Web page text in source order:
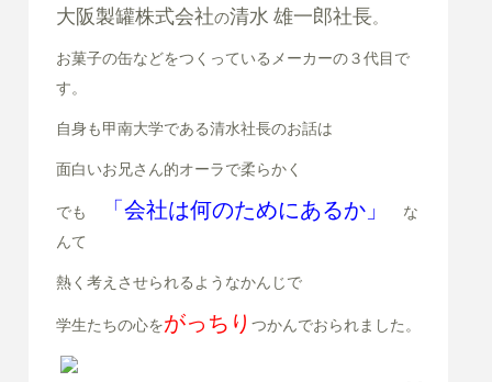
大阪製罐株式会社の清水 雄一郎社長。
お菓子の缶などをつくっているメーカーの３代目で
す。
自身も甲南大学である清水社長のお話は
面白いお兄さん的オーラで柔らかく
でも 「会社は何のためにあるか」
な
んて
熱く考えさせられるようなかんじで
学生たちの心をがっちりつかんでおられました。